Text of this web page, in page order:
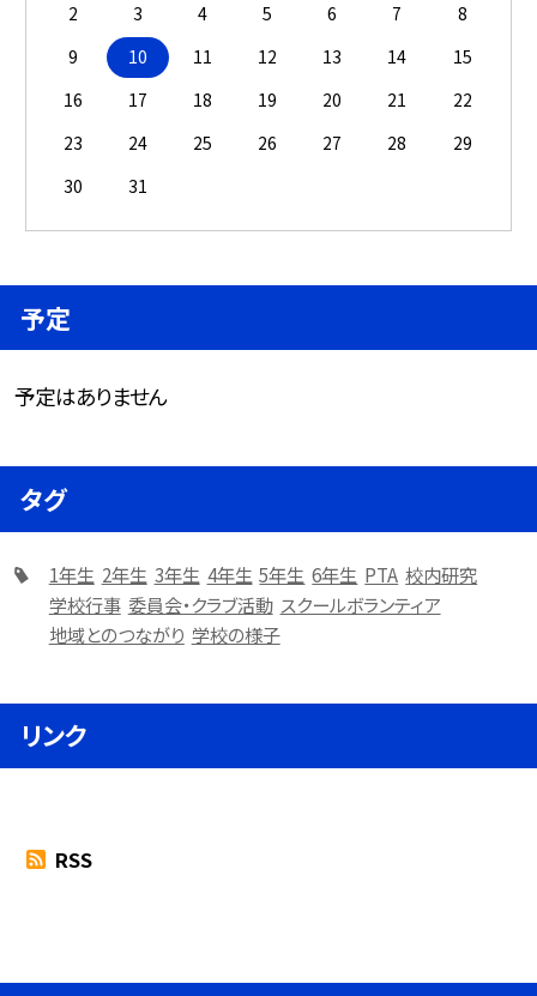
2
3 4 5 6 7
8
9
10 11 12 13 14
15
16
17 18 19 20 21
22
23
24 25 26 27 28
29
30
31
予定
予定はありません
タグ
1年生 2年生 3年生 4年生 5年生 6年生 PTA 校内研究
学校行事 委員会・クラブ活動 スクールボランティア
地域とのつながり 学校の様子
リンク
RSS